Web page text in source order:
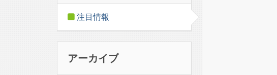
注目情報
アーカイブ